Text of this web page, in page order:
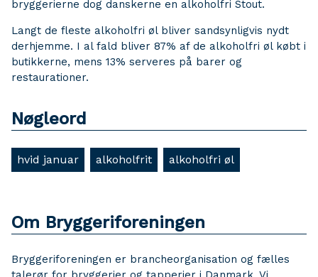
bryggerierne dog danskerne en alkoholfri Stout.
Langt de fleste alkoholfri øl bliver sandsynligvis nydt
derhjemme. I al fald bliver 87% af de alkoholfri øl købt i
butikkerne, mens 13% serveres på barer og
restaurationer.
Nøgleord
hvid januar alkoholfrit alkoholfri øl
Om Bryggeriforeningen
Bryggeriforeningen er brancheorganisation og fælles